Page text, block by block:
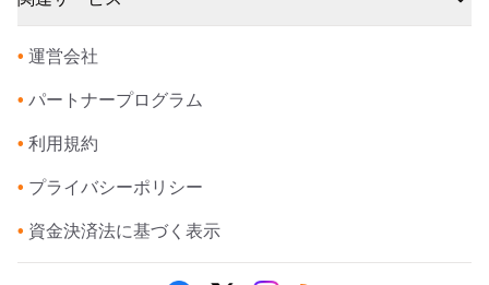
• 運営会社
• パートナープログラム
• 利用規約
• プライバシーポリシー
• 資金決済法に基づく表示